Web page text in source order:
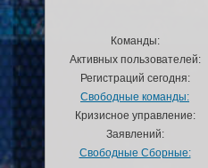
Команды:
Активных пользователей:
Регистраций сегодня:
Свободные команды:
Кризисное управление:
Заявлений:
Свободные Сборные: